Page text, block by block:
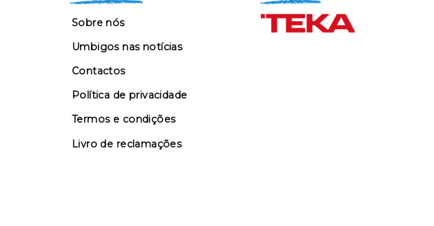
Sobre nós
Umbigos nas notícias
Contactos
Política de privacidade
Termos e condições
Livro de reclamações